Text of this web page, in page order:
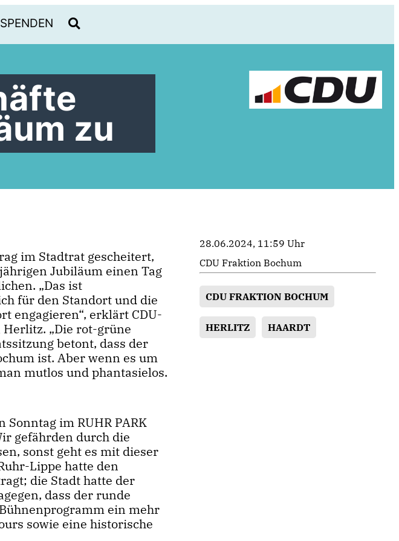
SPENDEN
zu
im Stadtrat gescheitert,
Jubiläum einen Tag
„Das ist
für den Standort und die
engagieren“, erklärt CDU-
„Die rot-grüne
betont, dass der
ist. Aber wenn es um
mutlos und phantasielos.
im RUHR PARK
gefährden durch die
sonst geht es mit dieser
Lippe hatte den
die Stadt hatte der
dass der runde
ein mehr
sowie eine historische
28.06.2024, 11:59 Uhr
CDU Fraktion Bochum
CDU FRAKTION BOCHUM
HERLITZ HAARDT